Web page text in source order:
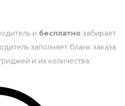
и бесплатно забирает
заполняет бланк заказа
и их количества.